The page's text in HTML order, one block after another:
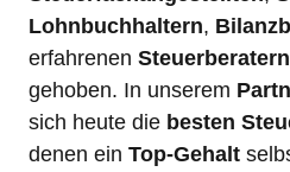
Lohnbuchhaltern,
erfahrenen Steuerberatern
gehoben. In unserem
sich heute die besten
denen ein Top-Gehalt